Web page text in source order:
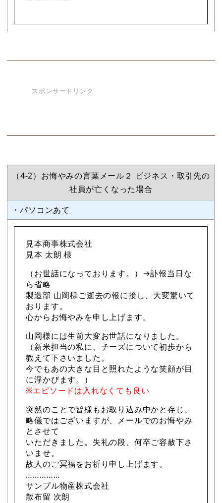
スポンサードリンク
（4-2）お悔やみの言葉メール２ ビジネス・取引先の
社員が亡くなった場合
・パソコンあて
見本商事株式会社
見本 太朗 様
（お世話になっております。）→訃報当日な
ら省略
製造部 山岡様ご逝去の報に接し、大変驚いて
おります。
心からお悔やみを申し上げます。
山岡様には生前大変お世話になりました。
（新米担当の私に、チーズについて初歩から
教えて下さいました。
今でもあの大きな目と照れたような笑顔が目
に浮かびます。）
※エピソードは入れなくても良い
突然のことで皆様もお取り込み中かと存じ、
略儀ではございますが、メールでのお悔やみ
とさせて
いただきました。失礼の段、何卒ご容赦下さ
いませ。
故人のご冥福をお祈り申し上げます。
……………
サンプル物産株式会社
散布留 次朗